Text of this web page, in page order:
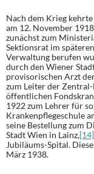
Nach dem Krieg
am 12. November
zunächst zum
Sektionsrat im
Verwaltung berufen
durch den Wiener
provisorischen Arzt
zum Leiter der
öffentlichen
1922 zum Lehrer für
Krankenpflegeschule
seine Bestellung zum
Stadt Wien in Lainz,[14]
Jubiläums-Spital.
März 1938.